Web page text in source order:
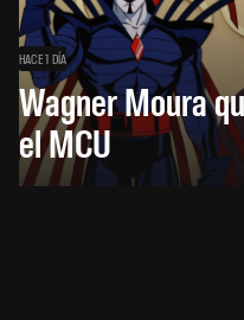
HACE 1 DÍA
Wagner Moura
el MCU